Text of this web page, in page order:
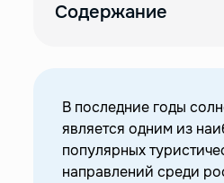
Содержание
—Как расплачиваться в
—Иностранные карты
В последние годы
является одним из
популярных
направлений среди